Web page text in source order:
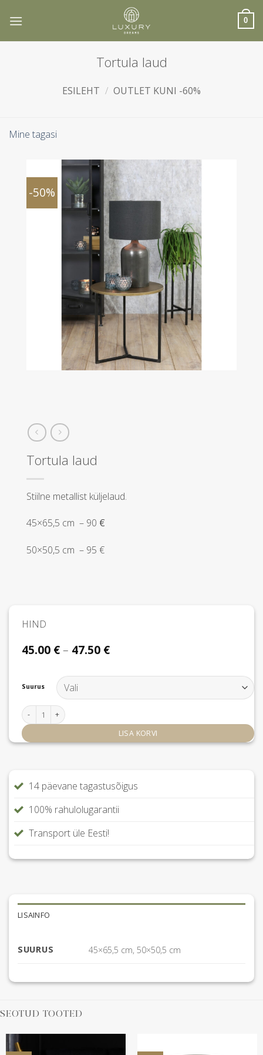
0
Tortula laud
ESILEHT / OUTLET KUNI -60%
Mine tagasi
-50%
Tortula laud
Stiilne metallist küljelaud.
45×65,5 cm – 90 €
50×50,5 cm – 95 €
HIND
45.00 €– 47.50 €Hinnavahemik:
Suurus
Tortula laud kogus
LISA KORVI
14 päevane tagastusõigus
100% rahulolugarantii
Transport üle Eesti!
LISAINFO
SUURUS 45×65,5 cm, 50×50,5 cm
SEOTUD TOOTED